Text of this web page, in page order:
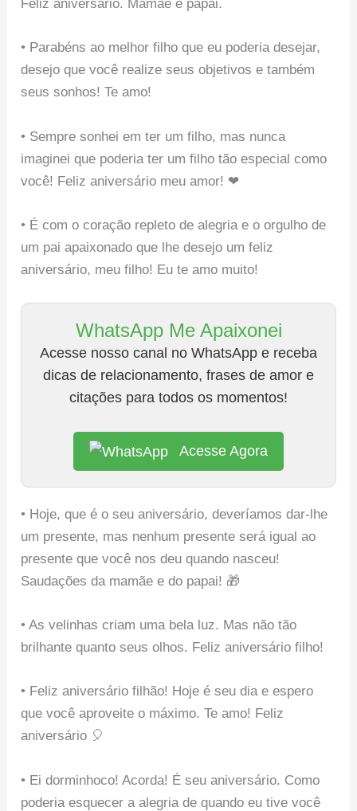
Feliz aniversario. Mamãe e papai.
• Parabéns ao melhor filho que eu poderia desejar,
desejo que você realize seus objetivos e também
seus sonhos! Te amo!
• Sempre sonhei em ter um filho, mas nunca
imaginei que poderia ter um filho tão especial como
você! Feliz aniversário meu amor! ❤
• É com o coração repleto de alegria e o orgulho de
um pai apaixonado que lhe desejo um feliz
aniversário, meu filho! Eu te amo muito!
WhatsApp Me Apaixonei
Acesse nosso canal no WhatsApp e receba
dicas de relacionamento, frases de amor e
citações para todos os momentos!
Acesse Agora
• Hoje, que é o seu aniversário, deveríamos dar-lhe
um presente, mas nenhum presente será igual ao
presente que você nos deu quando nasceu!
Saudações da mamãe e do papai! 🎁
• As velinhas criam uma bela luz. Mas não tão
brilhante quanto seus olhos. Feliz aniversário filho!
• Feliz aniversário filhão! Hoje é seu dia e espero
que você aproveite o máximo. Te amo! Feliz
aniversário 🎈
• Ei dorminhoco! Acorda! É seu aniversário. Como
poderia esquecer a alegria de quando eu tive você